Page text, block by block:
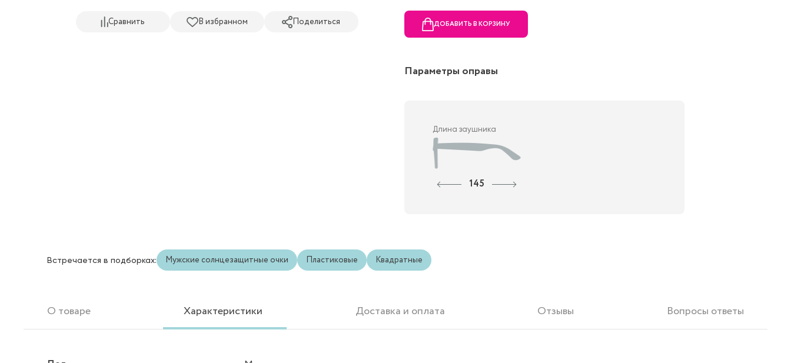
Сравнить В избранном Поделиться ДОБАВИТЬ В КОРЗИНУ
Параметры оправы
Длина заушника
145
Встречается в подборках: Мужские солнцезащитные очки Пластиковые Квадратные
О товаре Характеристики Доставка и оплата Отзывы Вопросы ответы